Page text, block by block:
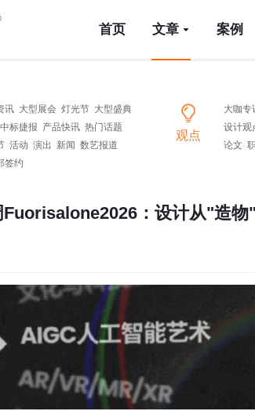
首页 文章 案例
讯 大型展会 灯光节 大型盛典
中标捷报 产品快讯 热门话题
活动 演出 新闻 数艺报道
签约
观点
大咖专
设计观
论文
Fuorisalone2026：设计从"造